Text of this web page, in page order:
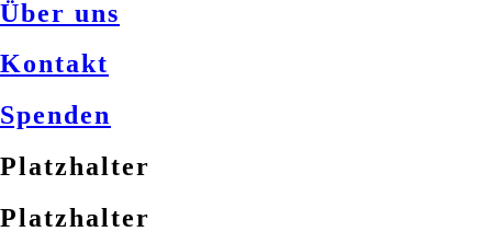
Über uns
Kontakt
Spenden
Platzhalter
Platzhalter